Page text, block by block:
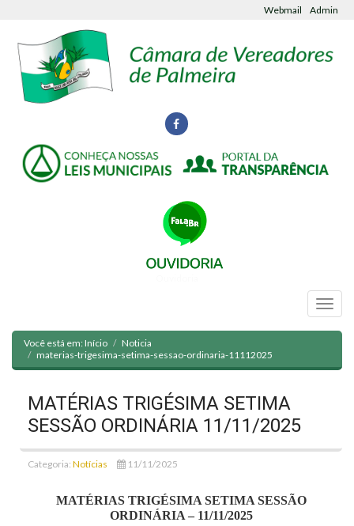
Webmail Admin
Você está em:Início
Noticia
materias-trigesima-setima-sessao-ordinaria-11112025
MATÉRIAS TRIGÉSIMA SETIMA
SESSÃO ORDINÁRIA 11/11/2025
Categoria: Notícias 11/11/2025
MATÉRIAS TRIGÉSIMA SETIMA SESSÃO
ORDINÁRIA – 11/11/2025